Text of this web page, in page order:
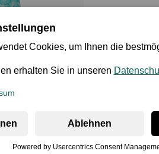
Swim